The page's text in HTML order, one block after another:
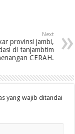
Next
provinsi jambi,
di tanjambtim
CERAH.
yang wajib ditandai